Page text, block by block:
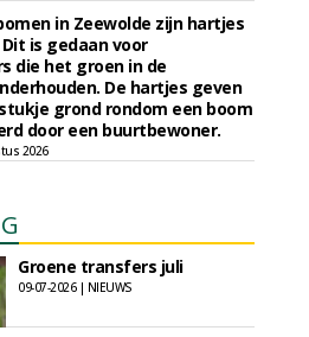
in Zeewolde zijn hartjes
is gedaan voor
die het groen in de
De hartjes geven
grond rondom een boom
door een buurtbewoner.
2026
Groene transfers juli
09-07-2026 | NIEUWS